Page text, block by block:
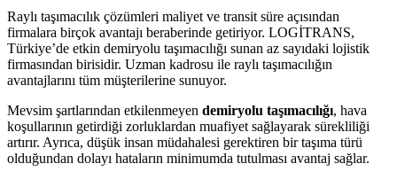
Raylı taşımacılık çözümleri maliyet ve transit süre açısından
firmalara birçok avantajı beraberinde getiriyor. LOGİTRANS,
Türkiye’de etkin demiryolu taşımacılığı sunan az sayıdaki lojistik
firmasından birisidir. Uzman kadrosu ile raylı taşımacılığın
avantajlarını tüm müşterilerine sunuyor.
Mevsim şartlarından etkilenmeyen demiryolu taşımacılığı, hava
koşullarının getirdiği zorluklardan muafiyet sağlayarak sürekliliği
artırır. Ayrıca, düşük insan müdahalesi gerektiren bir taşıma türü
olduğundan dolayı hataların minimumda tutulması avantaj sağlar.